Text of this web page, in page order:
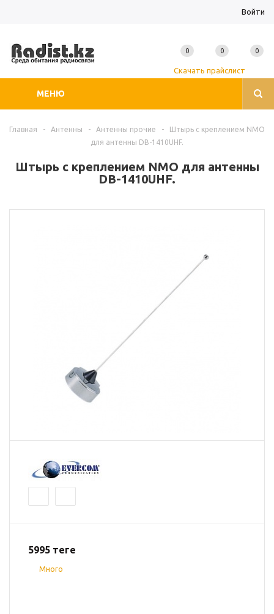
Войти
МЕНЮ
Скачать прайслист
0 0 0
Главная - Антенны - Антенны прочие -
Штырь с креплением NMO
для антенны DB-1410UHF.
Штырь с креплением NMO для антенны
DB-1410UHF.
5995 теңге
Много